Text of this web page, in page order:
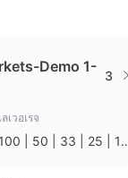
Demo 1- 3
เลเวอเรจ
100 | 50 | 33 | 25 | 10